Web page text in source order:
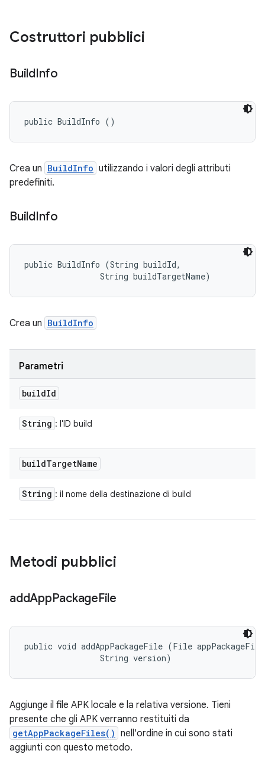
Costruttori pubblici
BuildInfo
public BuildInfo ()
Crea un BuildInfo utilizzando i valori degli attributi
predefiniti.
BuildInfo
public BuildInfo (String buildId,
                String buildTargetName)
Crea un BuildInfo
Parametri
buildId
String : l'ID build
buildTargetName
String : il nome della destinazione di build
Metodi pubblici
addAppPackageFile
public void addAppPackageFile (File
                String version)
Aggiunge il file APK locale e la relativa versione. Tieni
presente che gli APK verranno restituiti da
getAppPackageFiles() nell'ordine in cui sono stati
aggiunti con questo metodo.